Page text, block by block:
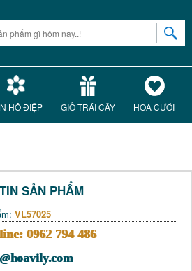
HỒ ĐIỆP GIỎ TRÁI CÂY HOA CƯỚI
SẢN PHẨM
VL57025
0962 794 486